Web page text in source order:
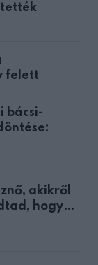
felett
bácsi-
akikről
hogy